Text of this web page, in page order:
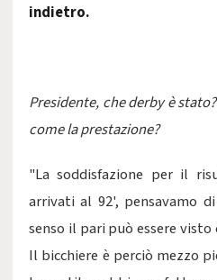
indietro.
Presidente, che derby è
come la prestazione?
"La soddisfazione per il
arrivati al 92', pensavamo
senso il pari può essere
Il bicchiere è perciò mezzo